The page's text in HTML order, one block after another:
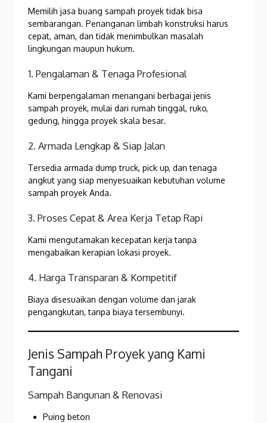
Memilih jasa buang sampah proyek tidak bisa
sembarangan. Penanganan limbah konstruksi harus
cepat, aman, dan tidak menimbulkan masalah
lingkungan maupun hukum.
1. Pengalaman & Tenaga Profesional
Kami berpengalaman menangani berbagai jenis
sampah proyek, mulai dari rumah tinggal, ruko,
gedung, hingga proyek skala besar.
2. Armada Lengkap & Siap Jalan
Tersedia armada dump truck, pick up, dan tenaga
angkut yang siap menyesuaikan kebutuhan volume
sampah proyek Anda.
3. Proses Cepat & Area Kerja Tetap Rapi
Kami mengutamakan kecepatan kerja tanpa
mengabaikan kerapian lokasi proyek.
4. Harga Transparan & Kompetitif
Biaya disesuaikan dengan volume dan jarak
pengangkutan, tanpa biaya tersembunyi.
Jenis Sampah Proyek yang Kami
Tangani
Sampah Bangunan & Renovasi
Puing beton